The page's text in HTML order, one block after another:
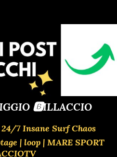
🅱️ILLACCIO
24/7 Insane Surf Chaos
| loop | MARE SPORT